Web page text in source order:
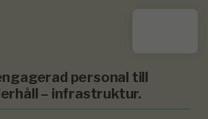
personal till
– infrastruktur.